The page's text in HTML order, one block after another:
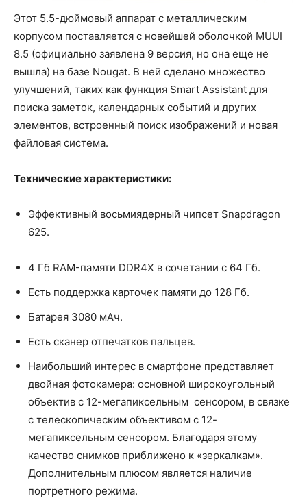
Этот 5.5-дюймовый аппарат с металлическим
корпусом поставляется с новейшей оболочкой MUUI
8.5 (официально заявлена 9 версия, но она еще не
вышла) на базе Nougat. В ней сделано множество
улучшений, таких как функция Smart Assistant для
поиска заметок, календарных событий и других
элементов, встроенный поиск изображений и новая
файловая система.
Технические характеристики:
Эффективный восьмиядерный чипсет Snapdragon
625.
4 Гб RAM-памяти DDR4X в сочетании с 64 Гб.
Есть поддержка карточек памяти до 128 Гб.
Батарея 3080 мАч.
Есть сканер отпечатков пальцев.
Наибольший интерес в смартфоне представляет
двойная фотокамера: основной широкоугольный
объектив с 12-мегапиксельным сенсором, в связке
с телескопическим объективом с 12-
мегапиксельным сенсором. Благодаря этому
качество снимков приближено к «зеркалкам».
Дополнительным плюсом является наличие
портретного режима.